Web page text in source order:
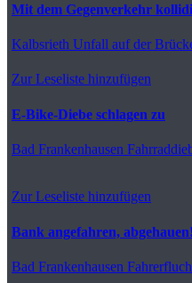
Mit dem Gegenverkehr
Kalbsrieth Unfall auf der
Zur Leseliste hinzufügen
E-Bike-Diebe schlagen zu
Bad Frankenhausen
Zur Leseliste hinzufügen
Bank angefahren, abgehauen!
Bad Frankenhausen